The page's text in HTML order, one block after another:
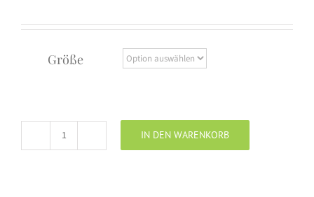
Größe
Penn
IN DEN WARENKORB